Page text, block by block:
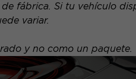
fábrica. Si tu vehículo
variar.
y no como un paquete.